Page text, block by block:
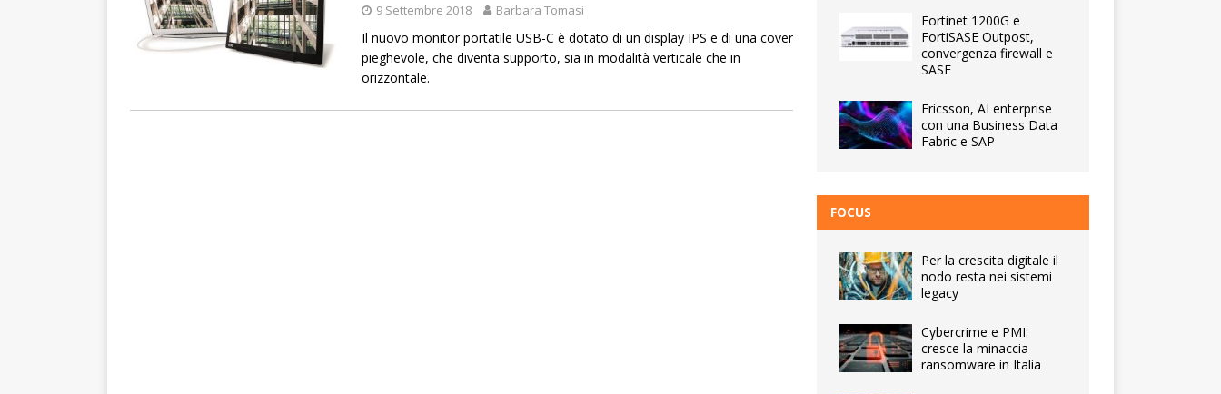
9 Settembre 2018 Barbara Tomasi
Il nuovo monitor portatile USB-C è dotato di un display IPS e di una cover
pieghevole, che diventa supporto, sia in modalità verticale che in
orizzontale.
Fortinet 1200G e
FortiSASE Outpost,
convergenza firewall e
SASE
Ericsson, AI enterprise
con una Business Data
Fabric e SAP
FOCUS
Per la crescita digitale il
nodo resta nei sistemi
legacy
Cybercrime e PMI:
cresce la minaccia
ransomware in Italia